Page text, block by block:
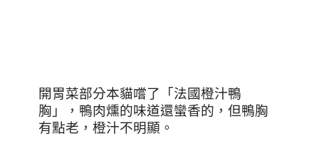
開胃菜部分本貓嚐了「法國橙汁鴨
胸」，鴨肉燻的味道還蠻香的，但鴨胸
有點老，橙汁不明顯。